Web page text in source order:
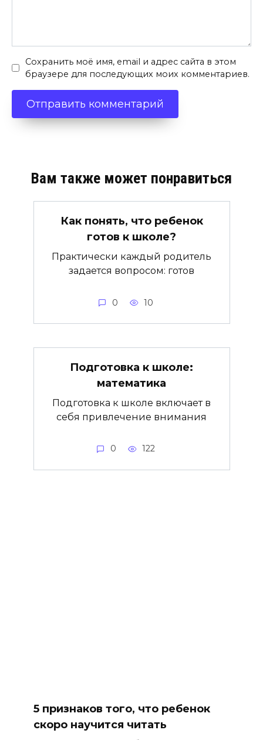
Сохранить моё имя, email и адрес сайта в этом
браузере для последующих моих комментариев.
Вам также может понравиться
Как понять, что ребенок
готов к школе?
Практически каждый родитель
задается вопросом: готов
0 10
Подготовка к школе:
математика
Подготовка к школе включает в
себя привлечение внимания
0 122
5 признаков того, что ребенок
скоро научится читать